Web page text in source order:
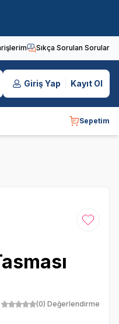
Sıkça Sorulan Sorular
Giriş Yap Kayıt Ol
Sepetim
Favoriye
(0) Değerlendirme